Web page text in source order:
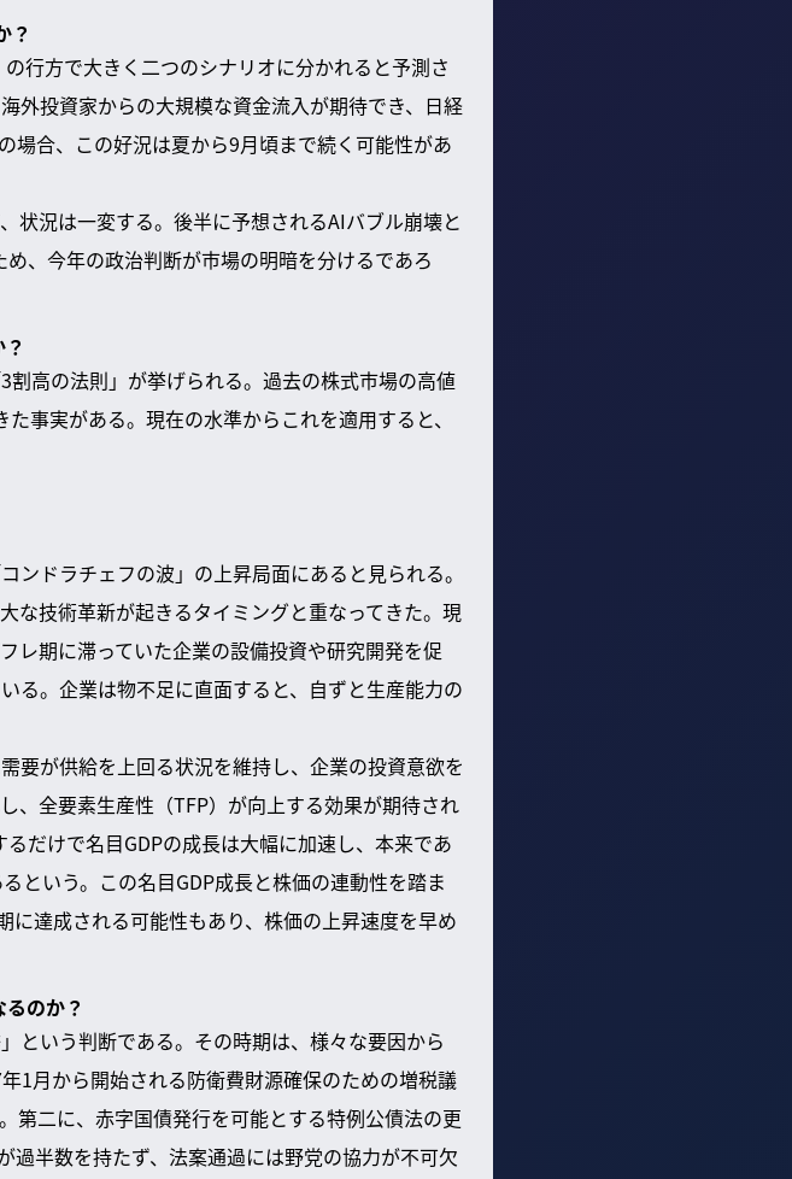
？
行方で大きく二つのシナリオに分かれると予測さ
外投資家からの大規模な資金流入が期待でき、日経
場合、この好況は夏から9月頃まで続く可能性があ
状況は一変する。後半に予想されるAIバブル崩壊と
、今年の政治判断が市場の明暗を分けるであろ
高の法則」が挙げられる。過去の株式市場の高値
事実がある。現在の水準からこれを適用すると、
ドラチェフの波」の上昇局面にあると見られる。
な技術革新が起きるタイミングと重なってきた。現
レ期に滞っていた企業の設備投資や研究開発を促
る。企業は物不足に直面すると、自ずと生産能力の
要が供給を上回る状況を維持し、企業の投資意欲を
、全要素生産性（TFP）が向上する効果が期待され
だけで名目GDPの成長は大幅に加速し、本来であ
という。この名目GDP成長と株価の連動性を踏ま
達成される可能性もあり、株価の上昇速度を早め
のか？
という判断である。その時期は、様々な要因から
1月から開始される防衛費財源確保のための増税議
第二に、赤字国債発行を可能とする特例公債法の更
半数を持たず、法案通過には野党の協力が不可欠